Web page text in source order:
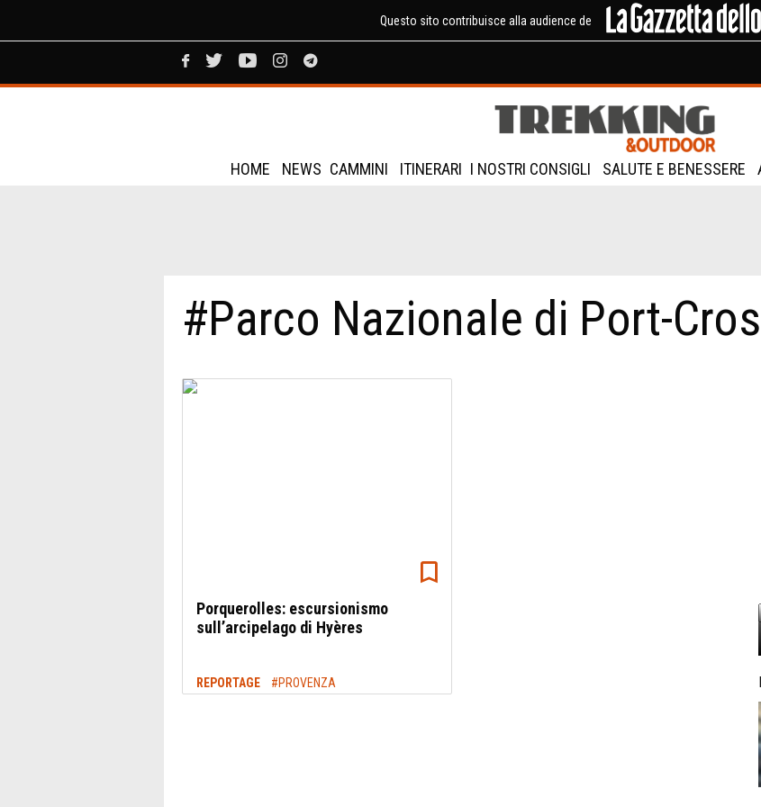
Questo sito contribuisce alla audience de
HOME NEWS CAMMINI ITINERARI I NOSTRI CONSIGLI SALUTE E BENESSERE
#Parco Nazionale di Port-Cros
Porquerolles: escursionismo
sull’arcipelago di Hyères
REPORTAGE #PROVENZA